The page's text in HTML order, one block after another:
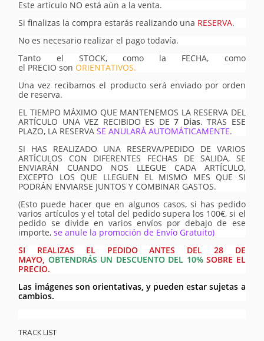
Este artículo NO está aún a la venta.
Si finalizas la compra estarás realizando una RESERVA.
No es necesario realizar el pago todavía.
Tanto el STOCK, como la FECHA, como
el PRECIO sonORIENTATIVOS.
Una vez recibamos el producto será enviado por orden
de reserva.
EL TIEMPO MÁXIMO QUE MANTENEMOS LA RESERVA DEL
ARTÍCULO UNA VEZ RECIBIDO ES DE7 Dias. TRAS ESE
PLAZO, LA RESERVA SE ANULARÁ AUTOMÁTICAMENTE.
SI HAS REALIZADO UNA RESERVA/PEDIDO DE VARIOS
ARTÍCULOS CON DIFERENTES FECHAS DE SALIDA, SE
ENVIARÁN CUANDO NOS LLEGUE CADA ARTÍCULO,
EXCEPTO LOS QUE LLEGUEN EL MISMO MES QUE SI
PODRÁN ENVIARSE JUNTOS Y COMBINAR GASTOS.
(Esto puede hacer que en algunos casos, si has pedido
varios artículos y el total del pedido supera los 100€, si el
pedido se divide en varios envíos por debajo de ese
importe,se anule la promoción de Envío Gratuito)
SI REALIZAS EL PEDIDO ANTES DEL 28 DE
MAYO, OBTENDRÁS UN DESCUENTO DEL 10% SOBRE EL
PRECIO.
Las imágenes son orientativas, y pueden estar sujetas a
cambios.
TRACK LIST